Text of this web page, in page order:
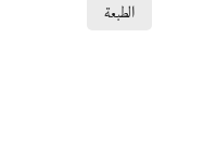
الطبعة